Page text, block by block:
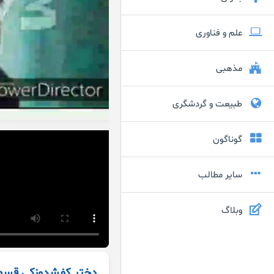
علم و فناوری
مذهبی
طبیعت و گردشگری
گوناگون
سایر مطالب
وبلاگ